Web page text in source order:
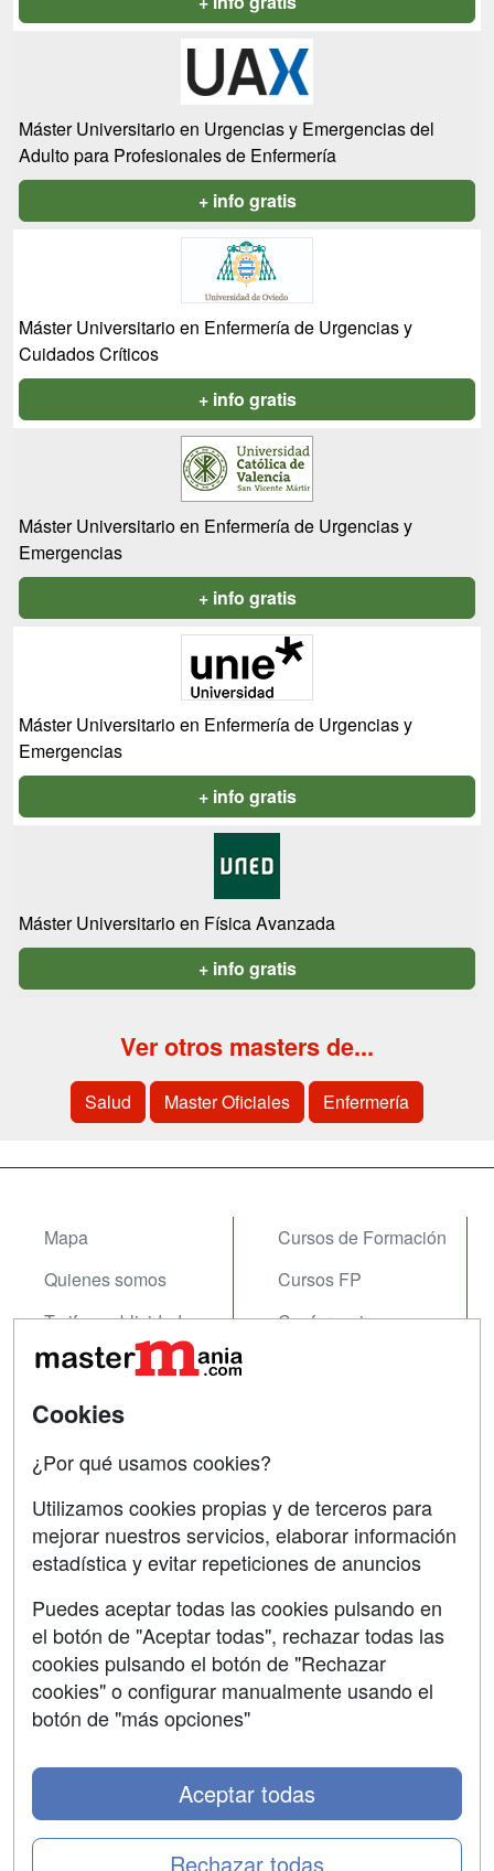
Máster Universitario en Urgencias y Emergencias del
Adulto para Profesionales de Enfermería
+ info gratis
Máster Universitario en Enfermería de Urgencias y
Cuidados Críticos
+ info gratis
Máster Universitario en Enfermería de Urgencias y
Emergencias
+ info gratis
Máster Universitario en Enfermería de Urgencias y
Emergencias
+ info gratis
Máster Universitario en Física Avanzada
+ info gratis
Ver otros masters de...
Salud Master Oficiales Enfermería
Mapa
Quienes somos
Tarifas publicidad
Acceso Usuarios
Acceso Centros
Cursos de Formación
Cursos FP
Conferencias
Contactar
Confidencialidad
Aviso legal
Copyleft
Cookies
¿Por qué usamos cookies?
Utilizamos cookies propias y de terceros para
mejorar nuestros servicios, elaborar información
estadística y evitar repeticiones de anuncios
Puedes aceptar todas las cookies pulsando en
el botón de "Aceptar todas", rechazar todas las
cookies pulsando el botón de "Rechazar
cookies" o configurar manualmente usando el
botón de "más opciones"
Rechazar todas
Aceptar todas